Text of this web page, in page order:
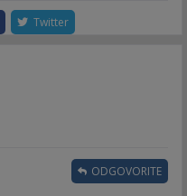
Twitter
ODGOVORITE